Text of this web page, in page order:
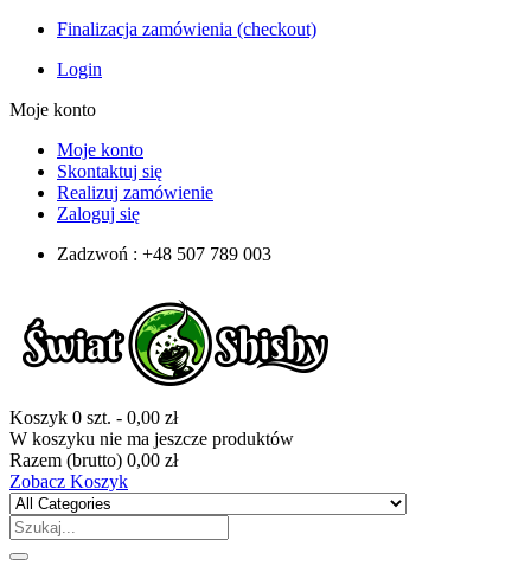
Finalizacja zamówienia (checkout)
Login
Moje konto
Moje konto
Skontaktuj się
Realizuj zamówienie
Zaloguj się
Zadzwoń : +48 507 789 003
Koszyk 0 szt. - 0,00 zł
W koszyku nie ma jeszcze produktów
Razem (brutto) 0,00 zł
Zobacz Koszyk